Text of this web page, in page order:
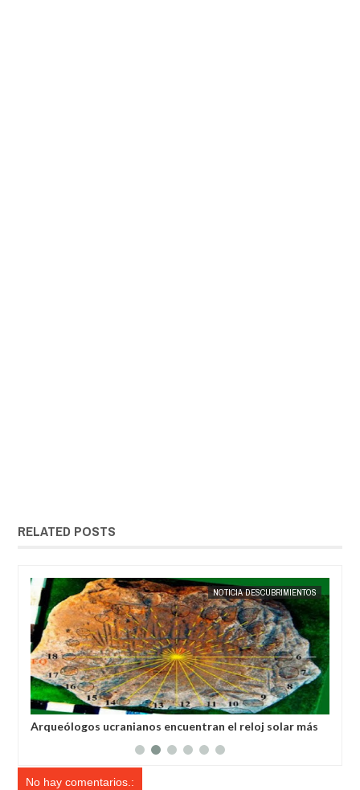
RELATED POSTS
NOTICIA DESCUBRIMIENTOS
Arqueólogos ucranianos encuentran el reloj solar más
EXTRANOTIX MISTERIO
No hay comentarios.: